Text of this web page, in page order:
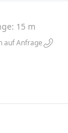
15 m
auf Anfrage